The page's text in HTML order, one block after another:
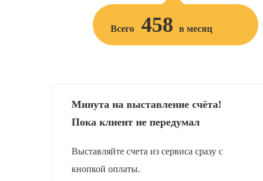
Всего 458 в месяц
Минута на выставление счёта!
Пока клиент не передумал
Выставляйте счета из сервиса сразу с
кнопкой оплаты.